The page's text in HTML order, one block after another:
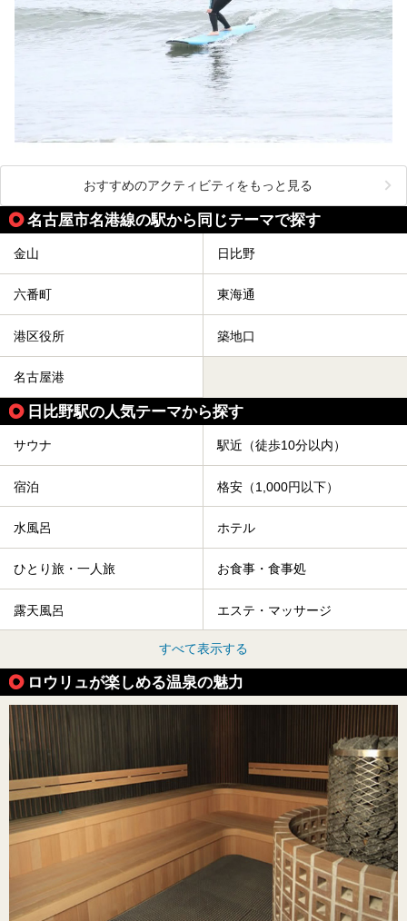
おすすめのアクティビティをもっと見る
名古屋市名港線の駅から同じテーマで探す
金山 日比野
六番町 東海通
港区役所 築地口
名古屋港
日比野駅の人気テーマから探す
サウナ 駅近（徒歩10分以内）
宿泊 格安（1,000円以下）
水風呂 ホテル
ひとり旅・一人旅 お食事・食事処
露天風呂 エステ・マッサージ
すべて表示する
ロウリュが楽しめる温泉の魅力